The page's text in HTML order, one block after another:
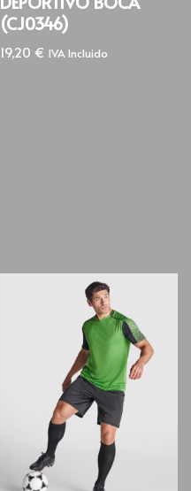
(CJ0346)
19,20€ IVA Incluido